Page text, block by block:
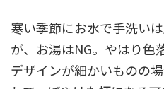
寒い季節にお水で手洗い
が、お湯はNG。やはり色
デザインが細かいものの